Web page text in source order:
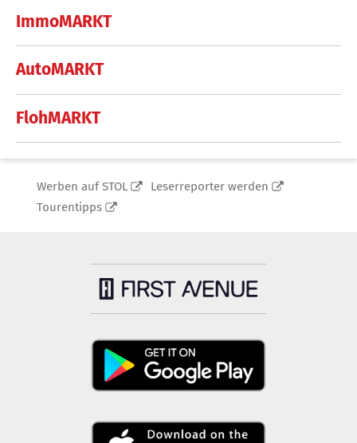
ImmoMARKT
AutoMARKT
FlohMARKT
Werben auf STOL
Leserreporter werden
Tourentipps